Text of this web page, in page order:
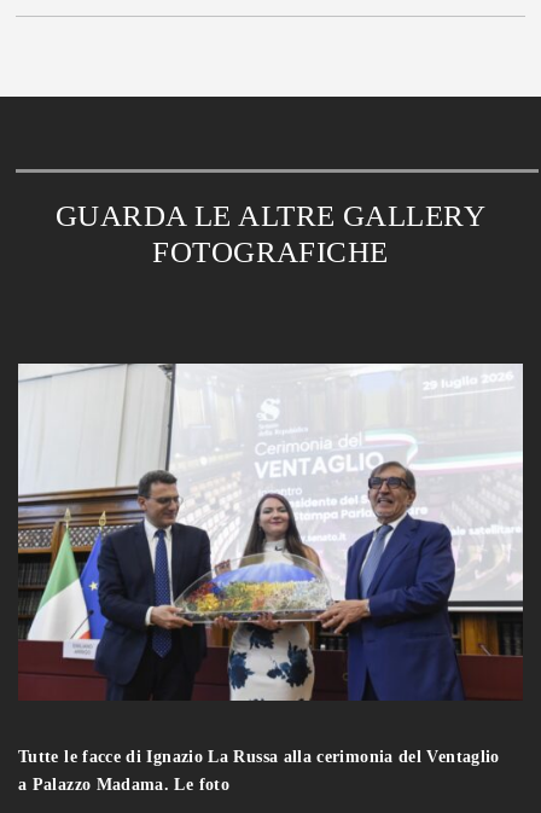
GUARDA LE ALTRE GALLERY
FOTOGRAFICHE
Tutte le facce di Ignazio La Russa alla cerimonia del Ventaglio
a Palazzo Madama. Le foto